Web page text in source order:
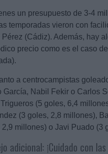
un presupuesto de 3-4
temporadas vieron con
Pérez (Cádiz). Además, hay
precio como es el caso de
a centrocampistas
García, Nabil Fekir o Carlos
Trigueros (5 goles, 6,4
(3 goles, 2,8 millones),
2,9 millones) o Javi Puado (3
adicional: ¡Cuidado con